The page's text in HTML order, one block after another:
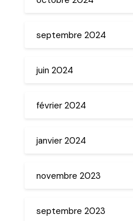
septembre 2024
juin 2024
février 2024
janvier 2024
novembre 2023
septembre 2023